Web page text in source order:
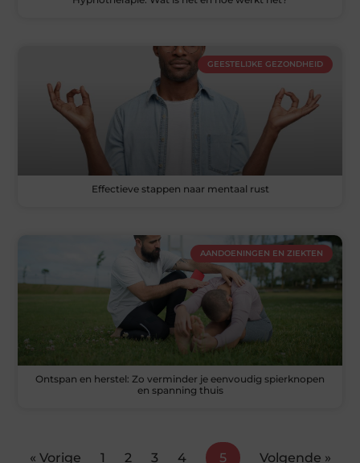
GEESTELIJKE GEZONDHEID
Effectieve stappen naar mentaal rust
AANDOENINGEN EN ZIEKTEN
Ontspan en herstel: Zo verminder je eenvoudig spierknopen
en spanning thuis
« Vorige 1 2 3 4 5 Volgende »